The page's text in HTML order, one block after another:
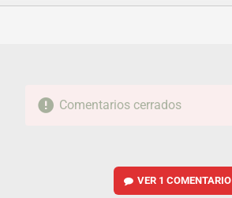
FACEBOOKTWITTERFLIPBOARD
E-
WHATSAPP
Comentarios cerrados
VER 1 COMENTARIO